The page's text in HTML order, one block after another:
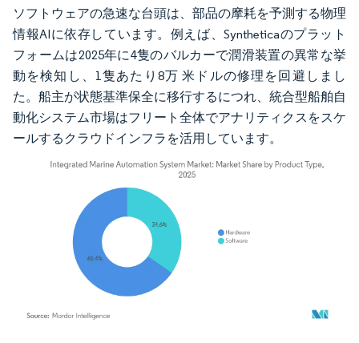
ソフトウェアの急速な台頭は、部品の摩耗を予測する物理
情報AIに依存しています。例えば、Syntheticaのプラット
フォームは2025年に4隻のバルカーで潤滑装置の異常な挙
動を検知し、1隻あたり8万 米ドルの修理を回避しまし
た。船主が状態基準保全に移行するにつれ、統合型船舶自
動化システム市場はフリート全体でアナリティクスをスケ
ールするクラウドインフラを活用しています。